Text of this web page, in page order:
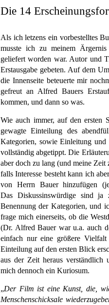
Die 14
Als ich letzens ein vorbestelltes
musste ich zu meinem
geliefert worden war. Autor und
Erstausgabe gebeten. Auf dem
die Innenseite beteuerte mir
gefreut an Alfred Bauers
kommen, und dann so was.
Wie auch immer, auf den ersten
gewagte Einteilung des
Kategorien, sowie Einleitung
vollständig abgetippt. Die
aber doch zu lang (und meine
falls Interesse besteht kann ich
von Herrn Bauer hinzufügen
Das Diskussinswürdige sind
Benennung der Kategorien, und
frage mich einerseits, ob die
(Dr. Alfred Bauer war u.a. auch
einfach nur eine größere
Einteilung auf den ersten Blick
aus der Zeit heraus verständlich
mich dennoch ein Kuriosum.
„Der Film ist eine Kunst, die,
Menschenschicksale